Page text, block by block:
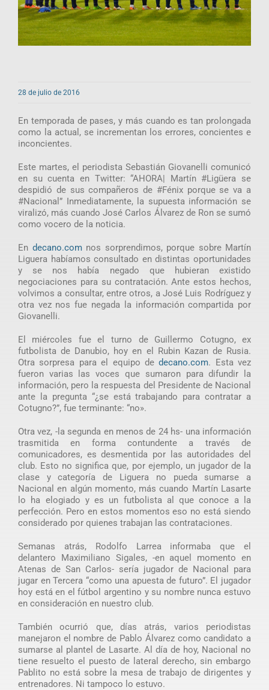
28 de julio de 2016
En temporada de pases, y más cuando es tan prolongada
como la actual, se incrementan los errores, concientes e
inconcientes.
Este martes, el periodista Sebastián Giovanelli comunicó
en su cuenta en Twitter: “AHORA| Martín #Ligüera se
despidió de sus compañeros de #Fénix porque se va a
#Nacional” Inmediatamente, la supuesta información se
viralizó, más cuando José Carlos Álvarez de Ron se sumó
como vocero de la noticia.
En decano.comnos sorprendimos, porque sobre Martín
Liguera habíamos consultado en distintas oportunidades
y se nos había negado que hubieran existido
negociaciones para su contratación. Ante estos hechos,
volvimos a consultar, entre otros, a José Luis Rodríguez y
otra vez nos fue negada la información compartida por
Giovanelli.
El miércoles fue el turno de Guillermo Cotugno, ex
futbolista de Danubio, hoy en el Rubin Kazan de Rusia.
Otra sorpresa para el equipo dedecano.com. Esta vez
fueron varias las voces que sumaron para difundir la
información, pero la respuesta del Presidente de Nacional
ante la pregunta “¿se está trabajando para contratar a
Cotugno?”, fue terminante: “no».
Otra vez, -la segunda en menos de 24 hs- una información
trasmitida en forma contundente a través de
comunicadores, es desmentida por las autoridades del
club. Esto no significa que, por ejemplo, un jugador de la
clase y categoría de Liguera no pueda sumarse a
Nacional en algún momento, más cuando Martín Lasarte
lo ha elogiado y es un futbolista al que conoce a la
perfección. Pero en estos momentos eso no está siendo
considerado por quienes trabajan las contrataciones.
Semanas atrás, Rodolfo Larrea informaba que el
delantero Maximiliano Sigales, -en aquel momento en
Atenas de San Carlos- sería jugador de Nacional para
jugar en Tercera “como una apuesta de futuro”. El jugador
hoy está en el fútbol argentino y su nombre nunca estuvo
en consideración en nuestro club.
También ocurrió que, días atrás, varios periodistas
manejaron el nombre de Pablo Álvarez como candidato a
sumarse al plantel de Lasarte. Al día de hoy, Nacional no
tiene resuelto el puesto de lateral derecho, sin embargo
Pablito no está sobre la mesa de trabajo de dirigentes y
entrenadores. Ni tampoco lo estuvo.